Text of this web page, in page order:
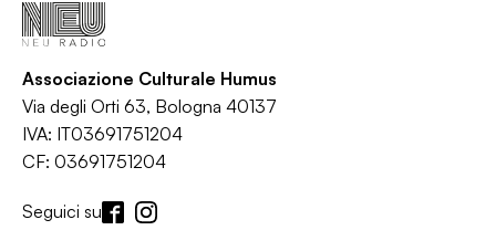
Associazione Culturale Humus
Via degli Orti 63, Bologna 40137
IVA: IT03691751204
CF: 03691751204
Seguici su